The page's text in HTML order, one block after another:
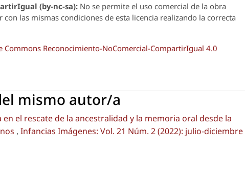
(by-nc-sa): No se permite el uso comercial de la obra
las mismas condiciones de esta licencia realizando la correcta
Commons Reconocimiento-NoComercial-CompartirIgual 4.0
mismo autor/a
en el rescate de la ancestralidad y la memoria oral desde la
, Infancias Imágenes: Vol. 21 Núm. 2 (2022): julio-diciembre